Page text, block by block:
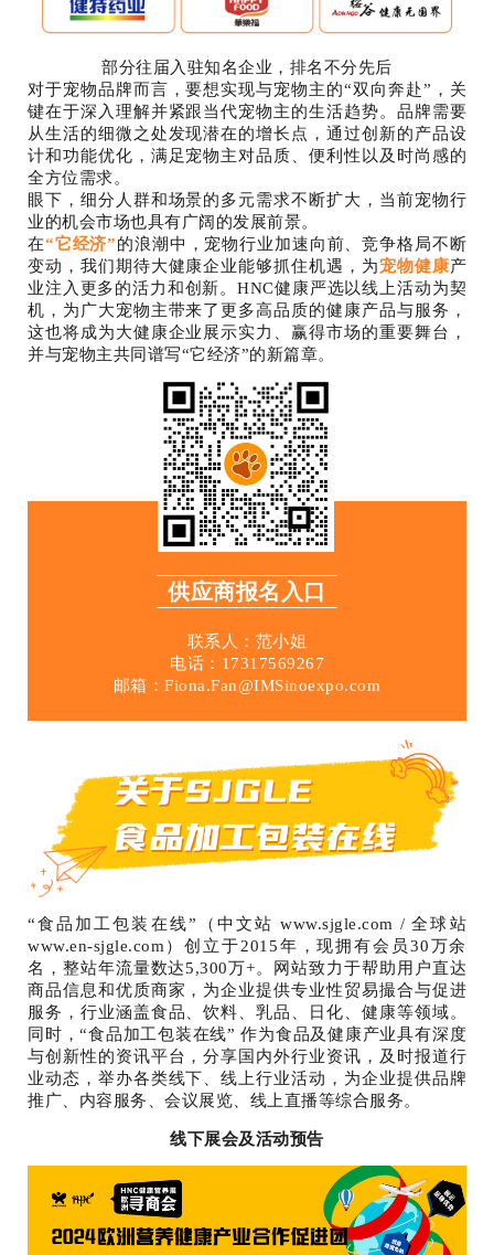
部分往届入驻知名企业，排名不分先后
对于宠物品牌而言，要想实现与宠物主的“双向奔赴”，关
键在于深入理解并紧跟当代宠物主的生活趋势。品牌需要
从生活的细微之处发现潜在的增长点，通过创新的产品设
计和功能优化，满足宠物主对品质、便利性以及时尚感的
全方位需求。
眼下，细分人群和场景的多元需求不断扩大，当前宠物行
业的机会市场也具有广阔的发展前景。
在“它经济”的浪潮中，宠物行业加速向前、竞争格局不断
变动，我们期待大健康企业能够抓住机遇，为宠物健康产
业注入更多的活力和创新。HNC健康严选以线上活动为契
机，为广大宠物主带来了更多高品质的健康产品与服务，
这也将成为大健康企业展示实力、赢得市场的重要舞台，
并与宠物主共同谱写“它经济”的新篇章。
供应商报名入口
联系人：范小姐
电话：17317569267
邮箱：Fiona.Fan@IMSinoexpo.com
“食品加工包装在线”（中文站 www.sjgle.com / 全球站
www.en-sjgle.com）创立于2015年，现拥有会员30万余
名，整站年流量数达5,300万+。网站致力于帮助用户直达
商品信息和优质商家，为企业提供专业性贸易撮合与促进
服务，行业涵盖食品、饮料、乳品、日化、健康等领域。
同时，“食品加工包装在线” 作为食品及健康产业具有深度
与创新性的资讯平台，分享国内外行业资讯，及时报道行
业动态，举办各类线下、线上行业活动，为企业提供品牌
推广、内容服务、会议展览、线上直播等综合服务。
线下展会及活动预告